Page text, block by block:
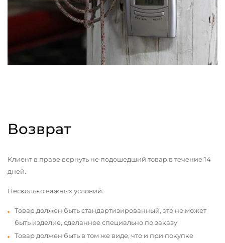
Возврат
Клиент в праве вернуть не подошедший товар в течение 14
дней.
Несколько важных условий:
Товар должен быть стандартизированный, это не может
быть изделие, сделанное специально по заказу
Товар должен быть в том же виде, что и при покупке